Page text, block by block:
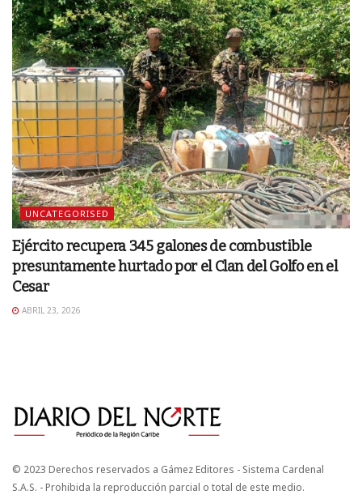
UNCATEGORISED
Ejército recupera 345 galones de combustible
presuntamente hurtado por el Clan del Golfo en el
Cesar
ABRIL 23, 2026
© 2023 Derechos reservados a Gámez Editores - Sistema Cardenal
S.A.S. - Prohibida la reproducción parcial o total de este medio.